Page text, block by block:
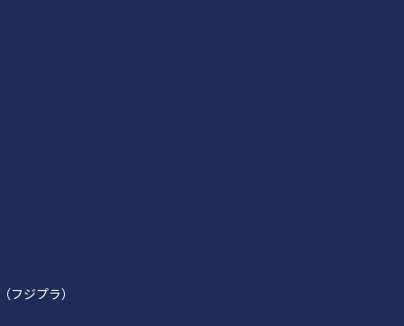
フジプラ）